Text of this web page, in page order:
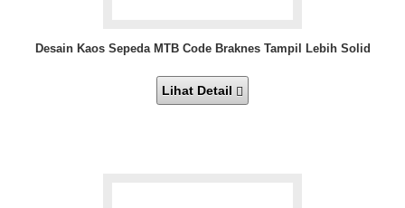
Desain Kaos Sepeda MTB Code Braknes Tampil Lebih Solid
Lihat Detail